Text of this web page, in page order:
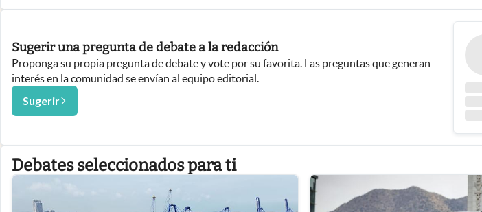
Sugerir una pregunta de debate a la redacción
Proponga su propia pregunta de debate y vote por su favorita. Las preguntas que generan
interés en la comunidad se envían al equipo editorial.
Sugerir
Debates seleccionados para ti